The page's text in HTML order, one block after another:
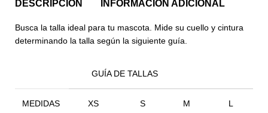
DESCRIPCIÓN INFORMACIÓN ADICIONAL
Busca la talla ideal para tu mascota. Mide su cuello y cintura
determinando la talla según la siguiente guía.
GUÍA DE TALLAS
MEDIDAS XS S M L